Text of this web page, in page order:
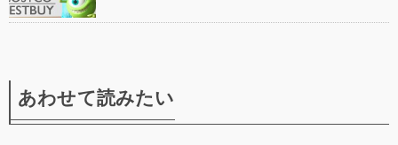
あわせて読みたい